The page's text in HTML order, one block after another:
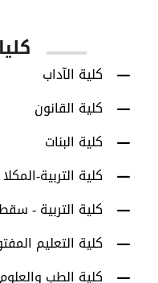
كلية الآداب
كلية القانون
كلية البنات
كلية التربية-المكلا
كلية التربية -
كلية التعليم
كلية الطب